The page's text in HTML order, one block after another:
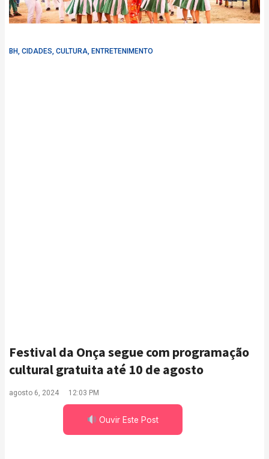
BH, CIDADES, CULTURA, ENTRETENIMENTO
Festival da Onça segue com programação
cultural gratuita até 10 de agosto
agosto 6, 2024 12:03 PM
Ouvir Este Post